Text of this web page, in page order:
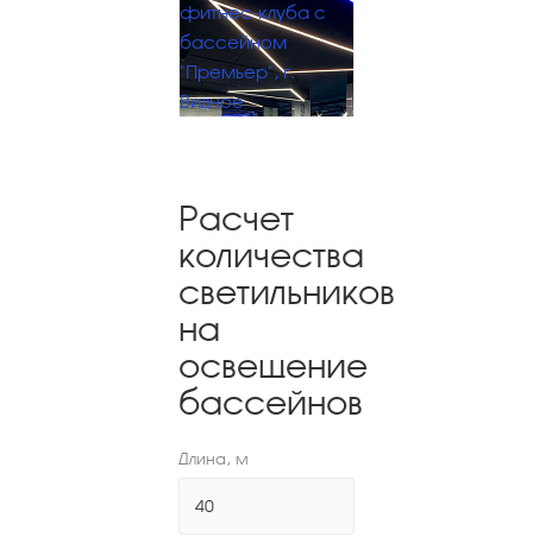
фитнес-клуба с
бассейном
"Премьер", г.
Видное
Расчет
количества
светильников
на
освещение
бассейнов
Длина, м